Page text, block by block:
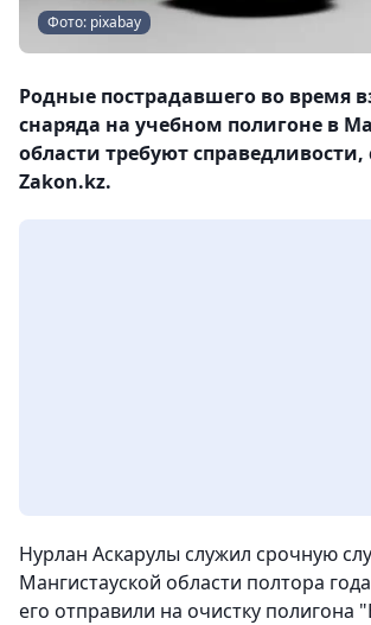
Фото: pixabay
Родные пострадавшего во время
снаряда на учебном полигоне в
области требуют
Zakon.kz.
Нурлан Аскарулы служил срочную
Мангистауской области полтора
его отправили на очистку полигона